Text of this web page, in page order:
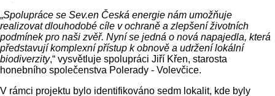
„Spolupráce se Sev.en Česká energie nám umožňuje
realizovat dlouhodobé cíle v ochraně a zlepšení životních
podmínek pro naši zvěř. Nyní se jedná o nová napajedla, která
představují komplexní přístup k obnově a udržení lokální
biodiverzity,“ vysvětluje spolupráci Jiří Křen, starosta
honebního společenstva Polerady - Volevčice.
V rámci projektu bylo identifikováno sedm lokalit, kde byly